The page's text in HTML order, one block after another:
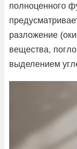
полноценного
разложение
вещества,
выделением